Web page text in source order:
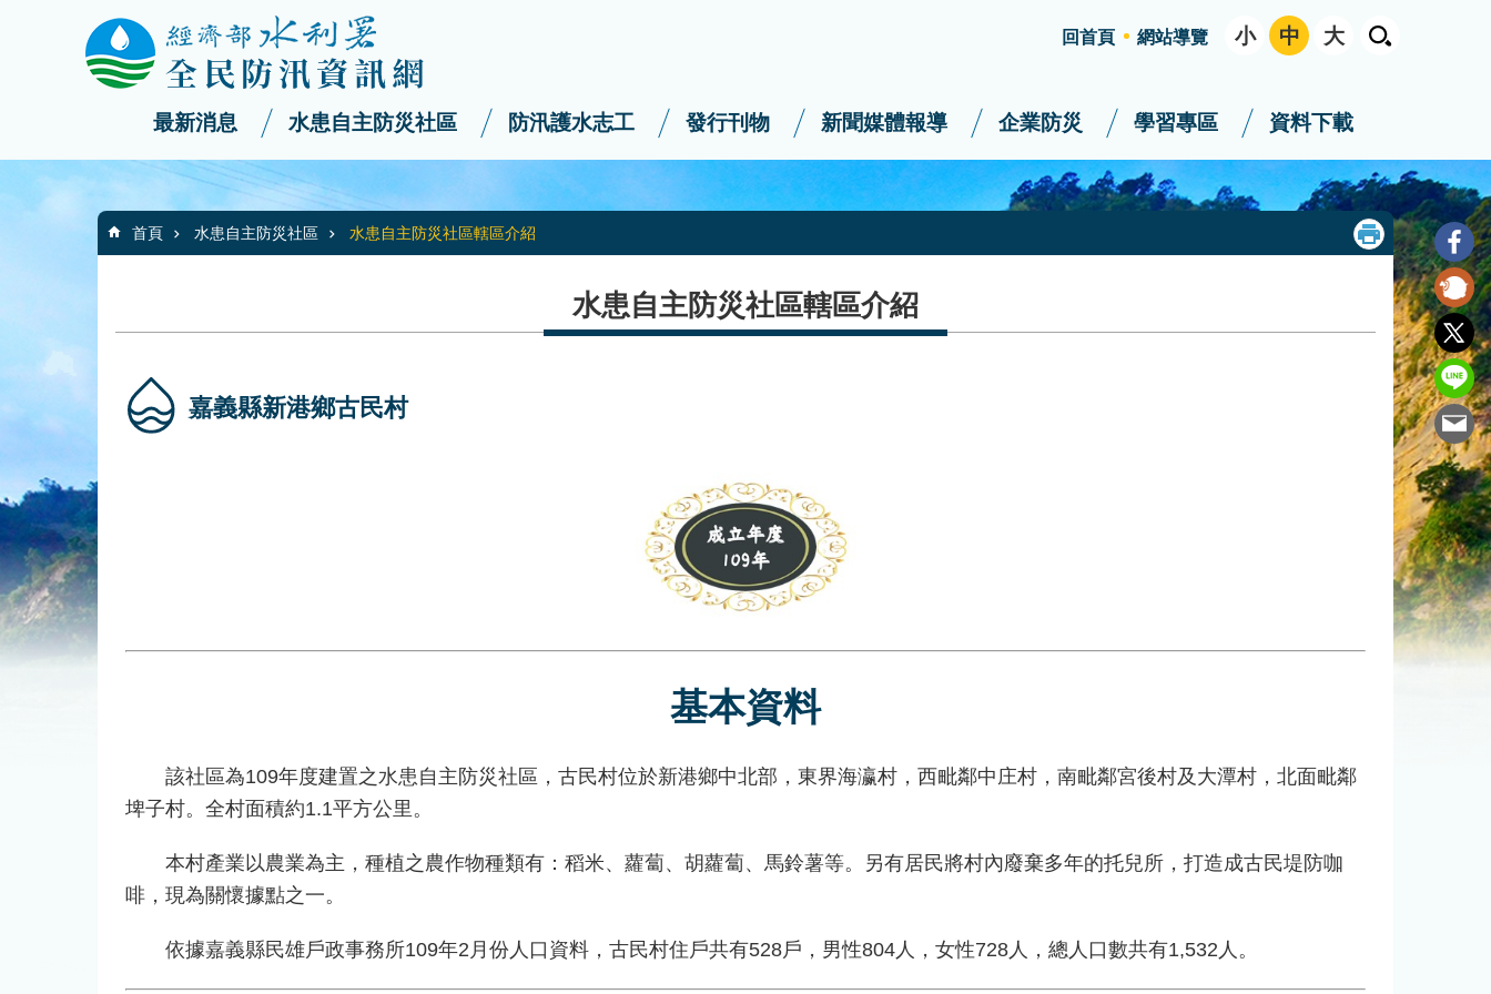
跳到主要內容區塊
回首頁
網站導覽 小 中 大
最新消息 水患自主防災社區 防汛護水志工 發行刊物 新聞媒體報導 企業防災 學習專區 資料下載
:::
首頁 水患自主防災社區 水患自主防災社區轄區介紹
水患自主防災社區轄區介紹
嘉義縣新港鄉古民村
基本資料
該社區為109年度建置之水患自主防災社區，古民村位於新港鄉中北部，東界海瀛村，西毗鄰中庄村，南毗鄰宮後村及大潭村，北面毗鄰
埤子村。全村面積約1.1平方公里。
本村產業以農業為主，種植之農作物種類有：稻米、蘿蔔、胡蘿蔔、馬鈴薯等。另有居民將村內廢棄多年的托兒所，打造成古民堤防咖
啡，現為關懷據點之一。
依據嘉義縣民雄戶政事務所109年2月份人口資料，古民村住戶共有528戶，男性804人，女性728人，總人口數共有1,532人。